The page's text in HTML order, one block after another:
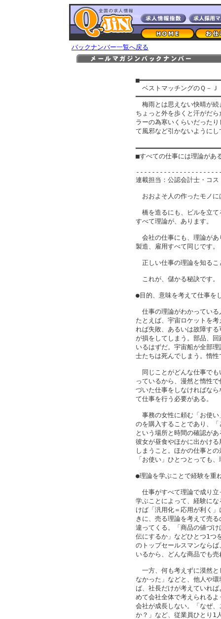
バックナンバー一覧へ戻る
ベストマッチングのＱ－Ｊ
梅雨とは思えない快晴が続
ちょっと外を歩くと汗がだ
ラーの為寒いくらいだった
て風邪など引かないようにし
■すべての仕事には理論があ
連載担当：公認会計士・コ
おおよそ人の作ったモノに
橋を造るにも、ビルを立て
すべて理論が、あります。
会社の仕事にも、理論があ
製造、雇用すべて同じです。
正しい仕事の理論を知るこ
これが、儲かる秘訣です。
●目的、意味を考えて仕事を
仕事の理論がわかっている
たとえば、宇宙ロケットを
れば失敗、あるいは故障す
が損をしてしまう。部品、
いるはずだ。宇宙船が全部
士たちは死んでしまう。惰
同じことがどんな仕事でも
っているから、漫然と惰性
づいた仕事をしなければな
て仕事を行う必要がある。
事務の女性に頼む「お使い
のを購入することであり、
という場所と時間の確認が
彼女が昼食やほかに出かけ
しまうこと。ほかの仕事と
「お使い」ひとつとっても
●理論を学ぶことで経験を重
仕事がすべて理論で成り立
学ぶことによって、経験に
けば「汎用化＝応用が利く
きに、売る理論を考えて売
違ってくる。「商品の値づ
伝にするか」などひとつ1つ
のトップセールスマンなら
いるから、どんな商品でも
一方、何も考えずに漠然と
なかった」などと、他人や
ば、社長だけが考えていれ
めて会社全体で考えられる
会社が成長しない。「なぜ
か？」など、従業員ひとり1